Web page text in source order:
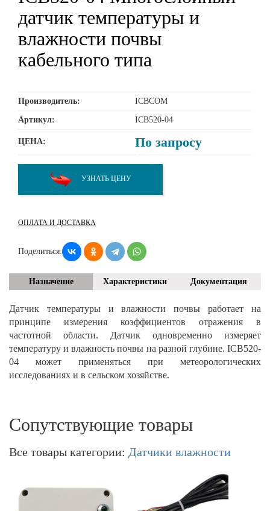
датчик температуры и
влажности почвы
кабельного типа
Производитель: ICBCOM
Артикул: ICB520-04
ЦЕНА: По запросу
УЗНАТЬ ЦЕНУ
ОПЛАТА И ДОСТАВКА
Поделиться:
Назначение Характеристики Документация
Датчик температуры и влажности почвы работает на
принципе измерения коэффициентов отражения в
частотной области. Датчик одновременно измеряет
температуру и влажность почвы на разной глубине. ICB520-
04 может применяться при метеорологических
исследованиях и в сельском хозяйстве.
Сопутствующие товары
Все товары категории: Датчики влажности